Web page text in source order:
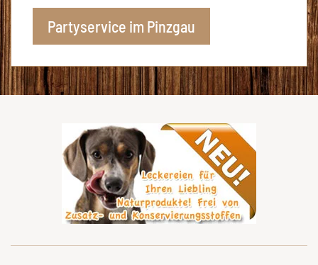
Partyservice im Pinzgau